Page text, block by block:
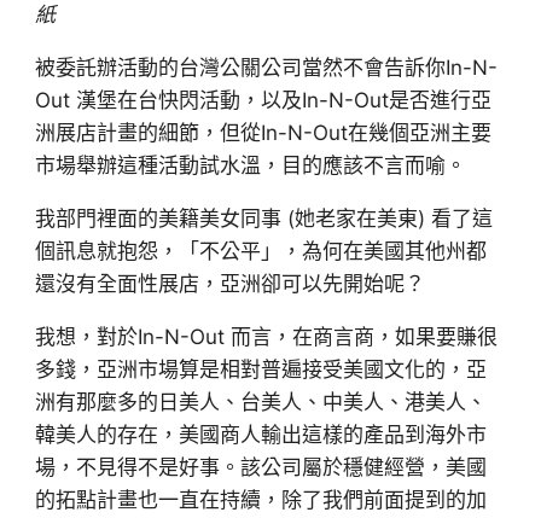
紙
被委託辦活動的台灣公關公司當然不會告訴你In-N-
Out 漢堡在台快閃活動，以及In-N-Out是否進行亞
洲展店計畫的細節，但從In-N-Out在幾個亞洲主要
市場舉辦這種活動試水溫，目的應該不言而喻。
我部門裡面的美籍美女同事 (她老家在美東) 看了這
個訊息就抱怨，「不公平」，為何在美國其他州都
還沒有全面性展店，亞洲卻可以先開始呢？
我想，對於In-N-Out 而言，在商言商，如果要賺很
多錢，亞洲市場算是相對普遍接受美國文化的，亞
洲有那麼多的日美人、台美人、中美人、港美人、
韓美人的存在，美國商人輸出這樣的產品到海外市
場，不見得不是好事。該公司屬於穩健經營，美國
的拓點計畫也一直在持續，除了我們前面提到的加